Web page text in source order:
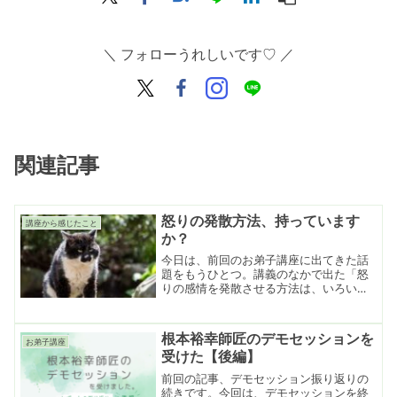
＼ フォローうれしいです♡ ／
関連記事
講座から感じたこと
怒りの発散方法、持っています
か？
今日は、前回のお弟子講座に出てきた話
題をもうひとつ。講義のなかで出た「怒
りの感情を発散させる方法は、いろいろ
ため込む（抑圧する）と、その奥にある
ものが出てこない。そうなると、やる気
がなくなったり、人生が滞ったり。思い
がけないところで怒りが暴発しちゃうこ
とも。
お弟子講座
根本裕幸師匠のデモセッションを
受けた【後編】
前回の記事、デモセッション振り返りの
続きです。今回は、デモセッションを終